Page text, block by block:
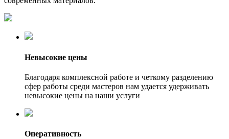
Невысокие цены
Благодаря комплексной работе и четкому разделению
сфер работы среди мастеров нам удается удерживать
невысокие цены на наши услуги
Оперативность